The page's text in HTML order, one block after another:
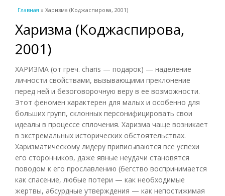
Вы здесь
Главная » Харизма (Коджаспирова, 2001)
Харизма (Коджаспирова,
2001)
ХАРИЗМА (от греч. charis — подарок) — наделение
личности свойствами, вызывающими преклонение
перед ней и безоговорочную веру в ее возможности.
Этот феномен характерен для малых и особенно для
больших групп, склонных персонифицировать свои
идеалы в процессе сплочения. Харизма чаще возникает
в экстремальных исторических обстоятельствах.
Харизматическому лидеру приписываются все успехи
его сторонников, даже явные неудачи становятся
поводом к его прославлению (бегство воспринимается
как спасение, любые потери — как необходимые
жертвы, абсурдные утверждения — как непостижимая